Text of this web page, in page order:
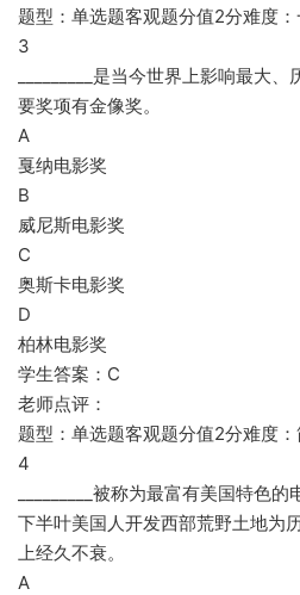
题型：单选题客观题分值2分难度
3
_________是当今世界上影响最大
要奖项有金像奖。
A
戛纳电影奖
B
威尼斯电影奖
C
奥斯卡电影奖
D
柏林电影奖
学生答案：C
老师点评：
题型：单选题客观题分值2分难度
4
_________被称为最富有美国特色
下半叶美国人开发西部荒野土地为
上经久不衰。
A